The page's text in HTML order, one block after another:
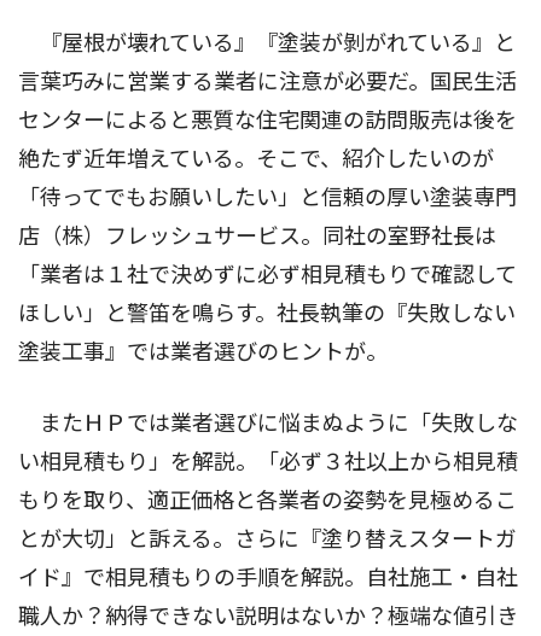
『屋根が壊れている』『塗装が剝がれている』と
言葉巧みに営業する業者に注意が必要だ。国民生活
センターによると悪質な住宅関連の訪問販売は後を
絶たず近年増えている。そこで、紹介したいのが
「待ってでもお願いしたい」と信頼の厚い塗装専門
店（株）フレッシュサービス。同社の室野社長は
「業者は１社で決めずに必ず相見積もりで確認して
ほしい」と警笛を鳴らす。社長執筆の『失敗しない
塗装工事』では業者選びのヒントが。
またＨＰでは業者選びに悩まぬように「失敗しな
い相見積もり」を解説。「必ず３社以上から相見積
もりを取り、適正価格と各業者の姿勢を見極めるこ
とが大切」と訴える。さらに『塗り替えスタートガ
イド』で相見積もりの手順を解説。自社施工・自社
職人か？納得できない説明はないか？極端な値引き